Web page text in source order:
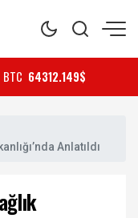
BTC 64312.149$
Anlatıldı